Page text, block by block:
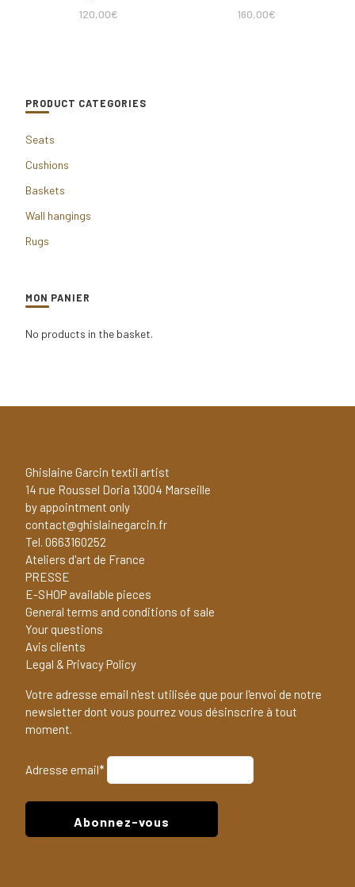
120,00€
160,00€
PRODUCT CATEGORIES
Seats
Cushions
Baskets
Wall hangings
Rugs
MON PANIER
No products in the basket.
Ghislaine Garcin textil artist
14 rue Roussel Doria 13004 Marseille
by appointment only
contact@ghislainegarcin.fr
Tel. 0663160252
Ateliers d'art de France
PRESSE
E-SHOP available pieces
General terms and conditions of sale
Your questions
Avis clients
Legal & Privacy Policy
Votre adresse email n'est utilisée que pour l'envoi de notre
newsletter dont vous pourrez vous désinscrire à tout
moment.
Adresse email*